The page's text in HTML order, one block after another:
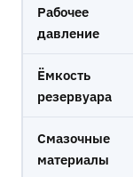
Рабочее
давление
Ёмкость
резервуара
Смазочные
материалы